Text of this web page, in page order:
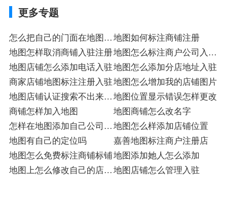
更多专题
怎么把自己的门面在地图上
显示
地图如何标注商铺注册
地图怎样取消商铺入驻注册地图怎么标注商户公司入驻
店
地图店铺怎么添加电话入驻地图怎么添加分店地址入驻
商家店铺地图标注注册入驻地图怎么增加我的店铺图片
地图店铺认证搜索不出来入
驻店
地图位置显示错误怎样更改
商铺怎样加入地图
地图商铺怎么改名字
怎样在地图添加自己公司名
字
地图怎么样添加店铺位置
地图有自己的定位吗
嘉善地图标注商户注册店
地图怎么免费标注商铺标铺地图添加她人怎么添加
地图上怎么修改自己的店铺地图店铺怎么管理入驻